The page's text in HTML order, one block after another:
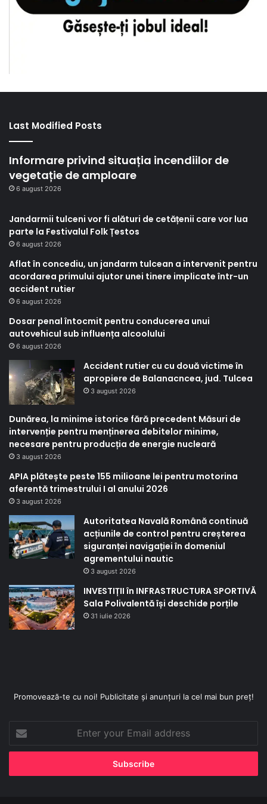
Last Modified Posts
Informare privind situația incendiilor de
vegetație de amploare
6 august 2026
Jandarmii tulceni vor fi alături de cetățenii care vor lua
parte la Festivalul Folk Țestos
6 august 2026
Aflat în concediu, un jandarm tulcean a intervenit pentru
acordarea primului ajutor unei tinere implicate într-un
accident rutier
6 august 2026
Dosar penal întocmit pentru conducerea unui
autovehicul sub influența alcoolului
6 august 2026
Accident rutier cu cu două victime în
apropiere de Balanacncea, jud. Tulcea
3 august 2026
Dunărea, la minime istorice fără precedent Măsuri de
intervenție pentru menținerea debitelor minime,
necesare pentru producția de energie nucleară
3 august 2026
APIA plătește peste 155 milioane lei pentru motorina
aferentă trimestrului I al anului 2026
3 august 2026
Autoritatea Navală Română continuă
acțiunile de control pentru creșterea
siguranței navigației în domeniul
agrementului nautic
3 august 2026
INVESTIȚII în INFRASTRUCTURA SPORTIVĂ
Sala Polivalentă își deschide porțile
31 iulie 2026
Promovează-te cu noi! Publicitate și anunțuri la cel mai bun preț!
your
Email